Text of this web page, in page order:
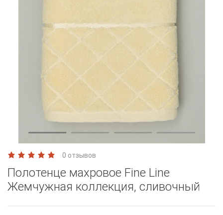
0 отзывов
Полотенце махровое Fine Line
Жемчужная коллекция, сливочный